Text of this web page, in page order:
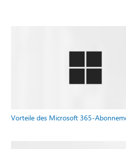
Vorteile des Microsoft 365-